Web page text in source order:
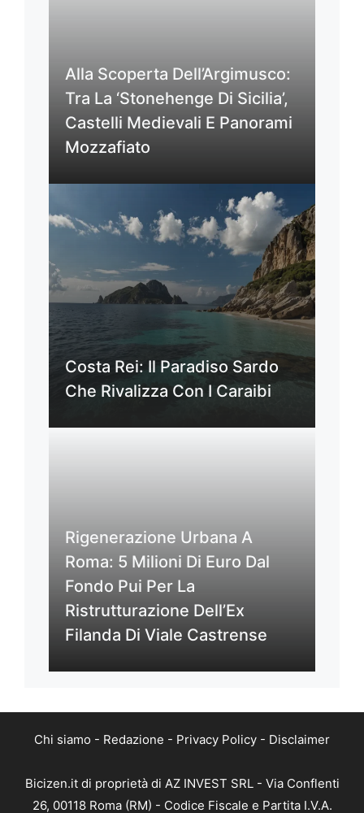
Alla Scoperta Dell’Argimusco:
Tra La ‘Stonehenge Di Sicilia’,
Castelli Medievali E Panorami
Mozzafiato
Costa Rei: Il Paradiso Sardo
Che Rivalizza Con I Caraibi
Rigenerazione Urbana A
Roma: 5 Milioni Di Euro Dal
Fondo Pui Per La
Ristrutturazione Dell’Ex
Filanda Di Viale Castrense
Chi siamo - Redazione - Privacy Policy - Disclaimer
Bicizen.it di proprietà di AZ INVEST SRL - Via Conflenti
26, 00118 Roma (RM) - Codice Fiscale e Partita I.V.A.